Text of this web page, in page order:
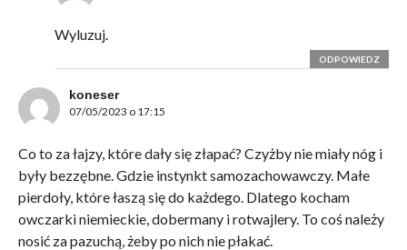
Wyluzuj.
ODPOWIEDZ
koneser
07/05/2023 o 17:15
Co to za łajzy, które dały się złapać? Czyżby nie miały nóg i
były bezzębne. Gdzie instynkt samozachowawczy. Małe
pierdoły, które łaszą się do każdego. Dlatego kocham
owczarki niemieckie, dobermany i rotwajlery. To coś należy
nosić za pazuchą, żeby po nich nie płakać.